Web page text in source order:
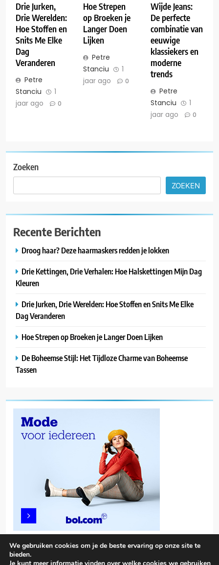
Drie Jurken,
Drie Werelden:
Hoe Stoffen en
Snits Me Elke
Dag
Veranderen
Petre
Stanciu
1
jaar ago
0
Hoe Strepen
op Broeken je
Langer Doen
Lijken
Petre
Stanciu
1
jaar ago
0
Wijde Jeans:
De perfecte
combinatie van
eeuwige
klassiekers en
moderne
trends
Petre
Stanciu
1
jaar ago
0
Zoeken
ZOEKEN
Recente Berichten
Droog haar? Deze haarmaskers redden je lokken
Drie Kettingen, Drie Verhalen: Hoe Halskettingen Mijn Dag
Kleuren
Drie Jurken, Drie Werelden: Hoe Stoffen en Snits Me Elke
Dag Veranderen
Hoe Strepen op Broeken je Langer Doen Lijken
De Boheemse Stijl: Het Tijdloze Charme van Boheemse
Tassen
We gebruiken cookies om je de beste ervaring op onze site te
bieden.